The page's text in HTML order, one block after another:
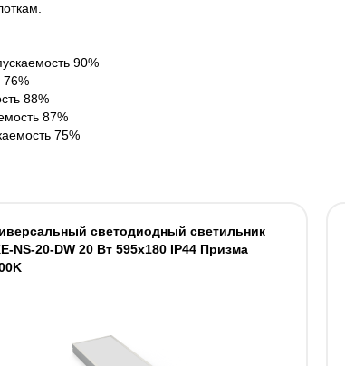
90%
76%
88%
87%
75%
светодиодный светильник
NS-20-DW 20 Вт 595x180 IP44 Призма